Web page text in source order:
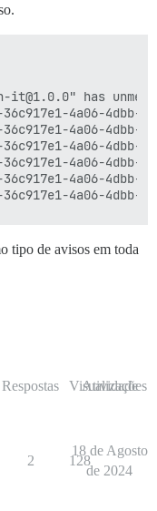
it@1.0.0" has unmet
4a06-
4a06-4dbb-
4a06-
4a06-4dbb-
4a06-
tipo de avisos em toda
Respostas Visualizações
Atividade
2 128
18 de Agosto
de 2024